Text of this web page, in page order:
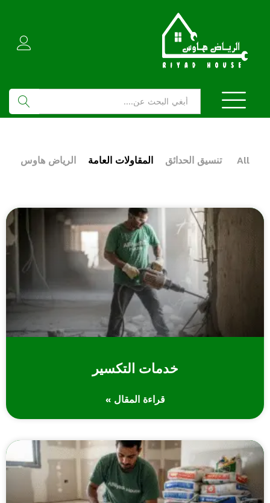
All تنسيق الحدائق المقاولات العامة الرياض هاوس
خدمات التكسير
قراءة المقال »